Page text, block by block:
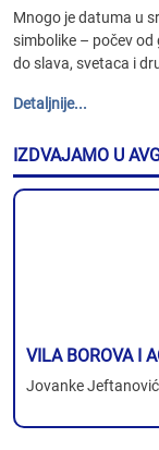
Mnogo je datuma u
simbolike – počev
do slava, svetaca i
Detaljnije...
IZDVAJAMO U
VILA BOROVA I
Jovanke